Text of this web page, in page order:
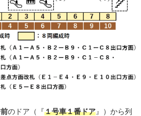
のドア（『１号車１番ドア 』）から列